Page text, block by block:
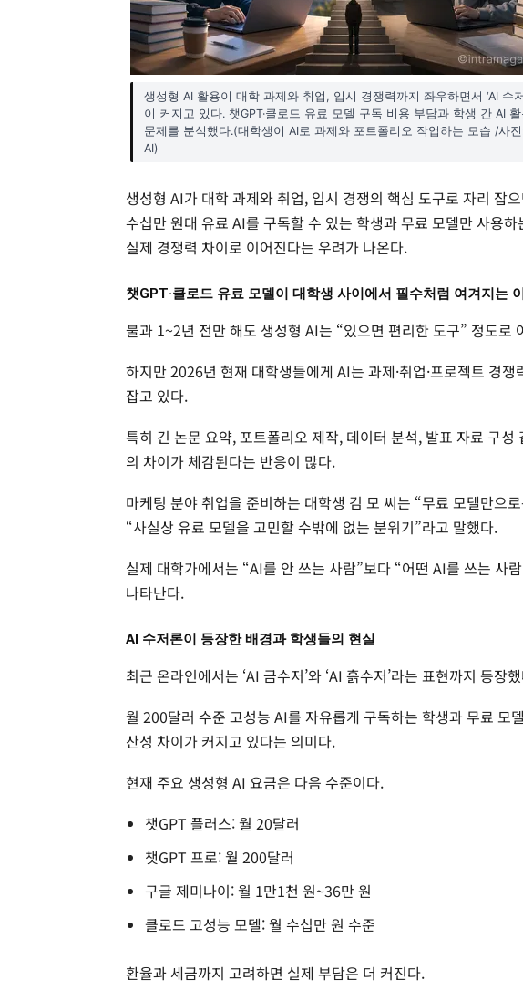
생성형 AI 활용이 대학 과제와 취업, 입시 경쟁력까지 좌우하면서 ‘AI 수
이 커지고 있다. 챗GPT·클로드 유료 모델 구독 비용 부담과 학생 간 AI
문제를 분석했다.(대학생이 AI로 과제와 포트폴리오 작업하는 모습 /사
AI)
생성형 AI가 대학 과제와 취업, 입시 경쟁의 핵심 도구로 자리 잡
수십만 원대 유료 AI를 구독할 수 있는 학생과 무료 모델만 사용
실제 경쟁력 차이로 이어진다는 우려가 나온다.
챗GPT·클로드 유료 모델이 대학생 사이에서 필수처럼 여겨지는
불과 1~2년 전만 해도 생성형 AI는 “있으면 편리한 도구” 정도로
하지만 2026년 현재 대학생들에게 AI는 과제·취업·프로젝트 경
잡고 있다.
특히 긴 논문 요약, 포트폴리오 제작, 데이터 분석, 발표 자료 구
의 차이가 체감된다는 반응이 많다.
마케팅 분야 취업을 준비하는 대학생 김 모 씨는 “무료 모델만으
“사실상 유료 모델을 고민할 수밖에 없는 분위기”라고 말했다.
실제 대학가에서는 “AI를 안 쓰는 사람”보다 “어떤 AI를 쓰는 사
나타난다.
AI 수저론이 등장한 배경과 학생들의 현실
최근 온라인에서는 ‘AI 금수저’와 ‘AI 흙수저’라는 표현까지 등장
월 200달러 수준 고성능 AI를 자유롭게 구독하는 학생과 무료 모
산성 차이가 커지고 있다는 의미다.
현재 주요 생성형 AI 요금은 다음 수준이다.
챗GPT 플러스: 월 20달러
챗GPT 프로: 월 200달러
구글 제미나이: 월 1만1천 원~36만 원
클로드 고성능 모델: 월 수십만 원 수준
환율과 세금까지 고려하면 실제 부담은 더 커진다.